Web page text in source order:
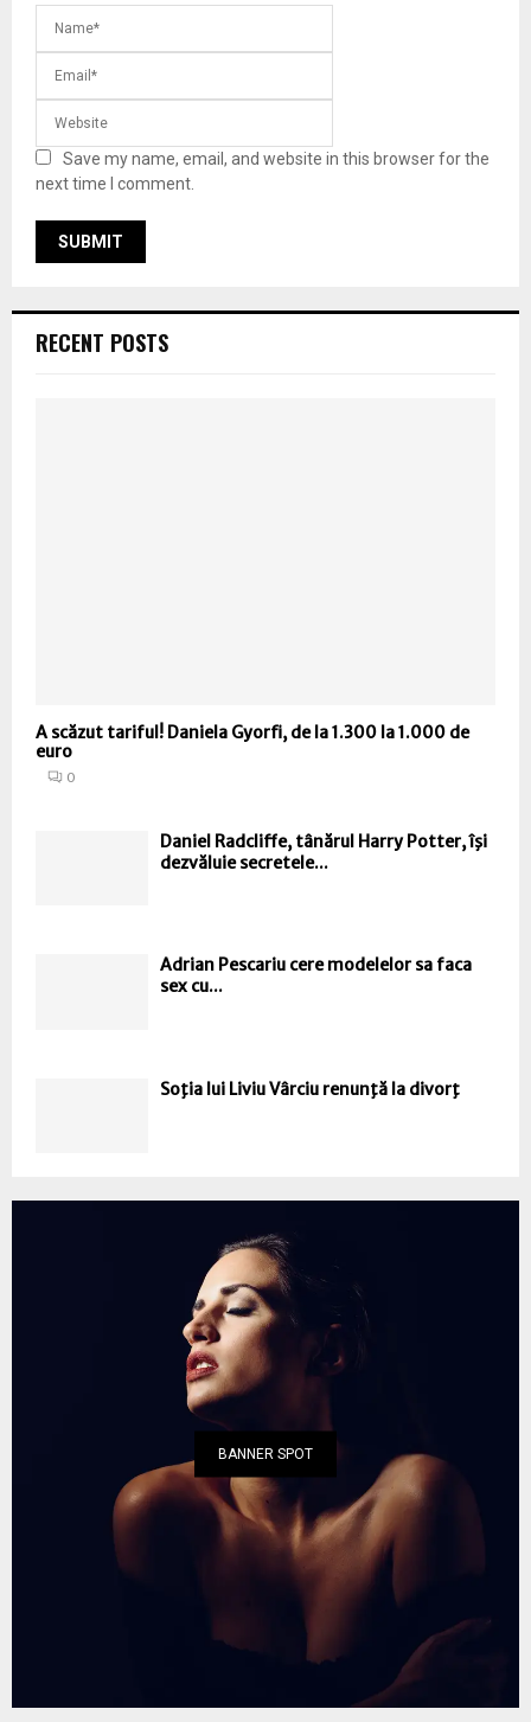
Save my name, email, and website in this browser for the
next time I comment.
RECENT POSTS
A scăzut tariful! Daniela Gyorfi, de la 1.300 la 1.000 de
euro
0
Daniel Radcliffe, tânărul Harry Potter, îşi
dezvăluie secretele...
Adrian Pescariu cere modelelor sa faca
sex cu...
Soţia lui Liviu Vârciu renunţă la divorţ
BANNER SPOT